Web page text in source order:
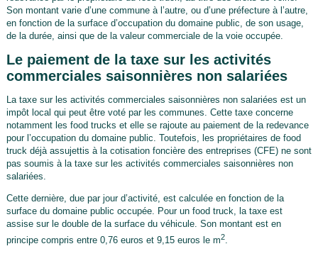
Son montant varie d’une commune à l’autre, ou d’une préfecture à l’autre,
en fonction de la surface d’occupation du domaine public, de son usage,
de la durée, ainsi que de la valeur commerciale de la voie occupée.
Le paiement de la taxe sur les activités
commerciales saisonnières non salariées
La taxe sur les activités commerciales saisonnières non salariées est un
impôt local qui peut être voté par les communes. Cette taxe concerne
notamment les food trucks et elle se rajoute au paiement de la redevance
pour l’occupation du domaine public. Toutefois, les propriétaires de food
truck déjà assujettis à la cotisation foncière des entreprises (CFE) ne sont
pas soumis à la taxe sur les activités commerciales saisonnières non
salariées.
Cette dernière, due par jour d’activité, est calculée en fonction de la
surface du domaine public occupée. Pour un food truck, la taxe est
assise sur le double de la surface du véhicule. Son montant est en
principe compris entre 0,76 euros et 9,15 euros le m2.